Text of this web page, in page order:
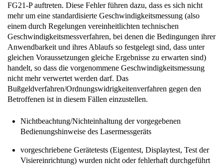
FG21-P auftreten. Diese Fehler führen dazu, dass es sich nicht
mehr um eine standardisierte Geschwindigkeitsmessung (also
einem durch Regelungen vereinheitlichten technischen
Geschwindigkeitsmessverfahren, bei denen die Bedingungen ihrer
Anwendbarkeit und ihres Ablaufs so festgelegt sind, dass unter
gleichen Voraussetzungen gleiche Ergebnisse zu erwarten sind)
handelt, so dass die vorgenommene Geschwindigkeitsmessung
nicht mehr verwertet werden darf. Das
Bußgeldverfahren/Ordnungswidrigkeitenverfahren gegen den
Betroffenen ist in diesem Fällen einzustellen.
Nichtbeachtung/Nichteinhaltung der vorgegebenen
Bedienungshinweise des Lasermessgeräts
vorgeschriebene Gerätetests (Eigentest, Displaytest, Test der
Visiereinrichtung) wurden nicht oder fehlerhaft durchgeführt